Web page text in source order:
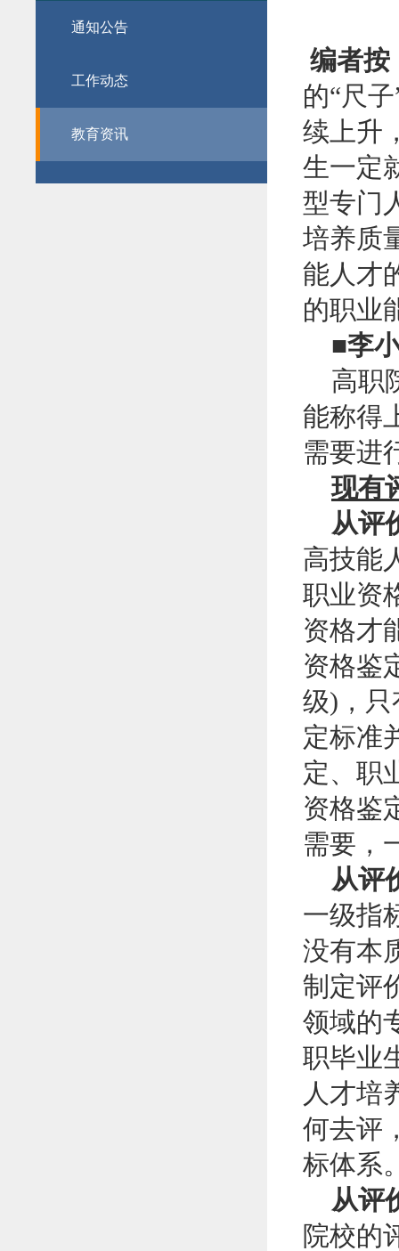
通知公告
工作动态
教育资讯
编者按
的“尺
续上升
生一定
型专门
培养质
能人才
的职业
■李
高职
能称得
需要进
现有
从评
高技能
职业资
资格才
资格鉴
级)，
定标准
定、职
资格鉴
需要，
从评
一级指
没有本
制定评
领域的
职毕业
人才培
何去评
标体系
从评
院校的